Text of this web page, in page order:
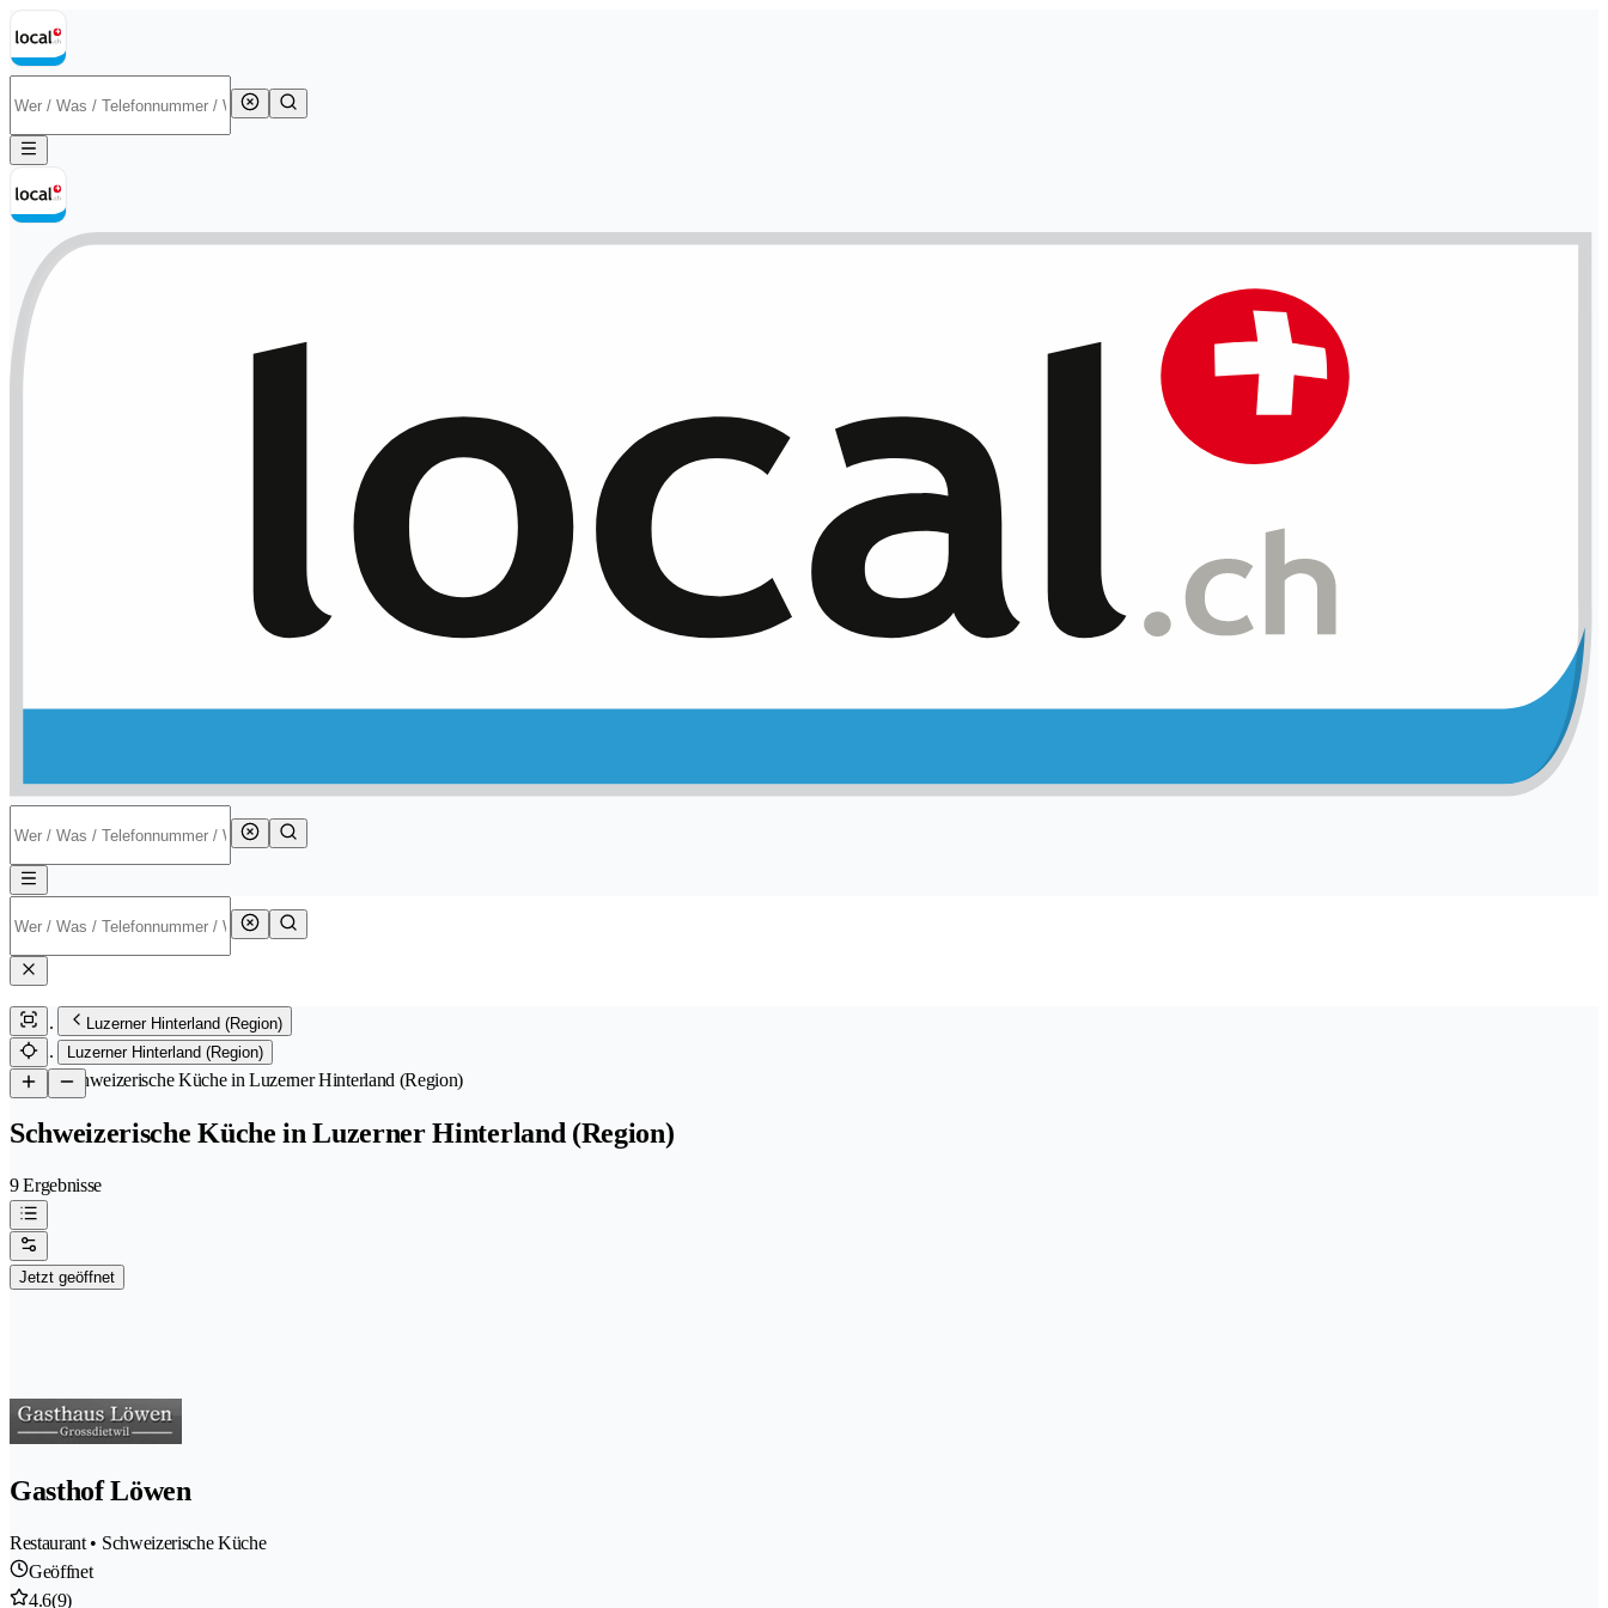
Luzerner Hinterland (Region)
Luzerner Hinterland (Region)
/Schweizerische Küche in Luzerner Hinterland (Region)
Schweizerische Küche in Luzerner Hinterland (Region)
9 Ergebnisse
Jetzt geöffnet
Gasthof Löwen
Restaurant • Schweizerische Küche
Geöffnet
4.6(9)